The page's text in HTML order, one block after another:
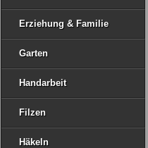
Erziehung & Familie
Garten
Handarbeit
Filzen
Häkeln